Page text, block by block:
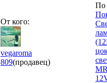
От кого:
vegaroma
809(продавец)
По